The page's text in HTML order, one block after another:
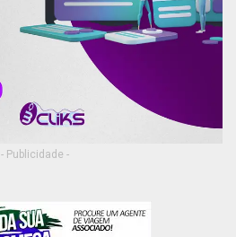
- Publicidade -